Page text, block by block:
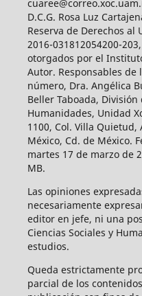
D.C.G. Rosa Luz
Reserva de Derechos al
2016-031812054200-
otorgados por el
Autor. Responsables
número, Dra. Angélica
Beller Taboada, División
Humanidades, Unidad
1100, Col. Villa Quietud,
México, Cd. de México.
martes 17 de marzo de
MB.
Las opiniones
necesariamente
editor en jefe, ni una
Ciencias Sociales y
estudios.
Queda estrictamente
parcial de los